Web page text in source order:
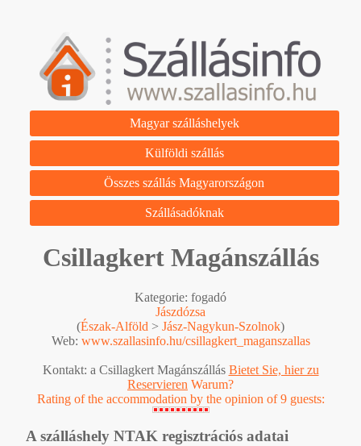
Magyar szálláshelyek
Külföldi szállás
Összes szállás Magyarországon
Szállásadóknak
Csillagkert Magánszállás
Kategorie: fogadó
Jászdózsa
(Észak-Alföld > Jász-Nagykun-Szolnok)
Web: www.szallasinfo.hu/csillagkert_maganszallas
Kontakt: a Csillagkert Magánszállás Bietet Sie, hier zu
Reservieren Warum?
Rating of the accommodation by the opinion of 9 guests:
A szálláshely NTAK regisztrációs adatai